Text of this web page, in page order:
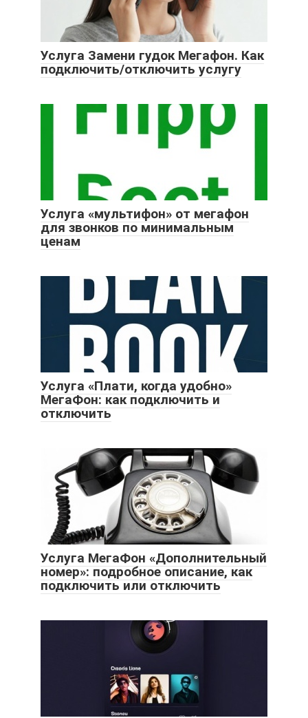
Услуга Замени гудок Мегафон. Как
подключить/отключить услугу
Услуга «мультифон» от мегафон
для звонков по минимальным
ценам
Услуга «Плати, когда удобно»
МегаФон: как подключить и
отключить
Услуга МегаФон «Дополнительный
номер»: подробное описание, как
подключить или отключить